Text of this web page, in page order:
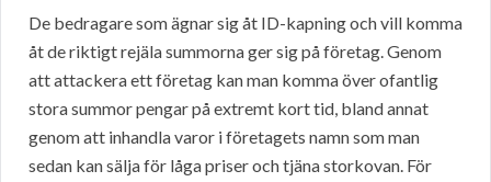
De bedragare som ägnar sig åt ID-kapning och vill komma
åt de riktigt rejäla summorna ger sig på företag. Genom
att attackera ett företag kan man komma över ofantlig
stora summor pengar på extremt kort tid, bland annat
genom att inhandla varor i företagets namn som man
sedan kan sälja för låga priser och tjäna storkovan. För